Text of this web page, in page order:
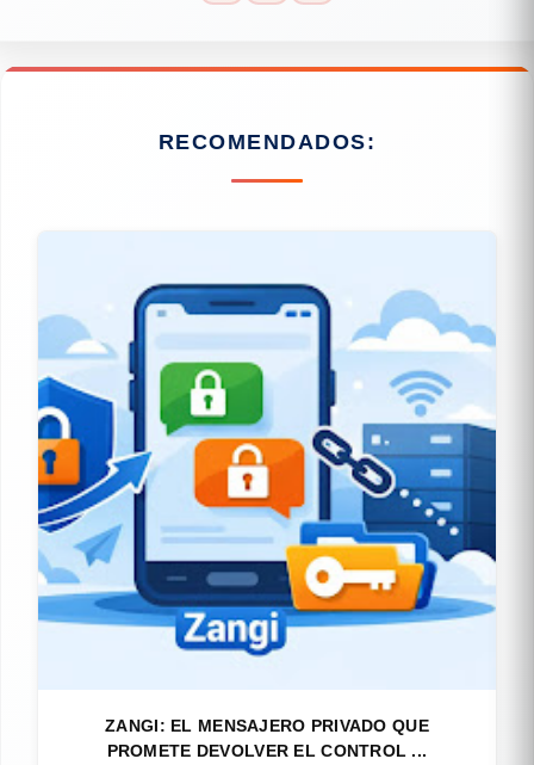
RECOMENDADOS:
ZANGI: EL MENSAJERO PRIVADO QUE
PROMETE DEVOLVER EL CONTROL ...